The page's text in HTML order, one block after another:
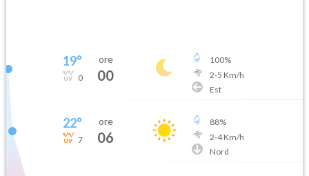
19°
0
ore
00
100%
2-5 Km/h
Est
22°
7
ore
06
88%
2-4Km/h
Nord